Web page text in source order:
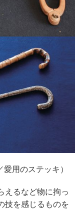
用のステッキ）
えるなど物に拘っ
技を感じるものを